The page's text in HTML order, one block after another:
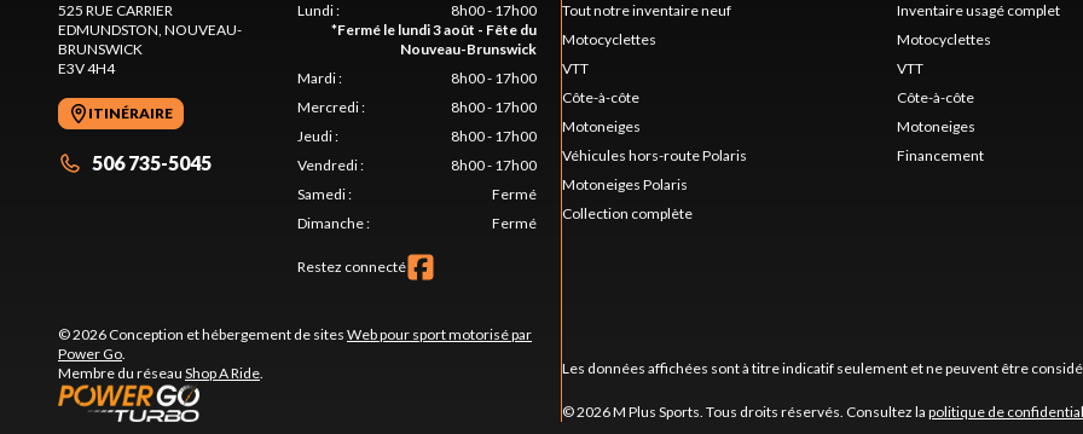
525 RUE CARRIER
EDMUNDSTON, NOUVEAU-
BRUNSWICK
E3V 4H4
ITINÉRAIRE
506 735-5045
Lundi:
8h00 - 17h00
*Fermé le lundi 3 août - Fête du
Nouveau-Brunswick
Mardi:
8h00 - 17h00
Mercredi:
8h00 - 17h00
Jeudi:
8h00 - 17h00
Vendredi:
8h00 - 17h00
Samedi:
Fermé
Dimanche: Fermé
Restez connecté
© 2026 Conception et hébergement de sites Web pour sport motorisé par
Power Go.
Membre du réseau Shop A Ride.
Tout notre inventaire neuf
Motocyclettes
VTT
Côte-à-côte
Motoneiges
Véhicules hors-route Polaris
Motoneiges Polaris
Collection complète
Inventaire usagé complet
Motocyclettes
VTT
Côte-à-côte
Motoneiges
Financement
Les données affichées sont à titre indicatif seulement et ne peuvent être
© 2026 M Plus Sports. Tous droits réservés. Consultez la politique de